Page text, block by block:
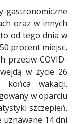
gastronomiczne
oraz w innych
od tego dnia w
procent miejsc,
przeciw COVID-
w życie 26
wakacji.
w oparciu
szczepień.
uznawane 14 dni